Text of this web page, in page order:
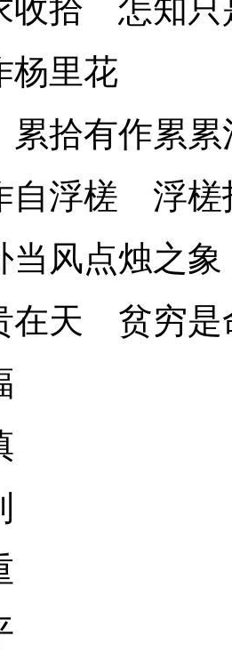
收拾 怎知只
杨里花
拾有作累累
自浮槎 浮槎
风点烛之
在天 贫穷